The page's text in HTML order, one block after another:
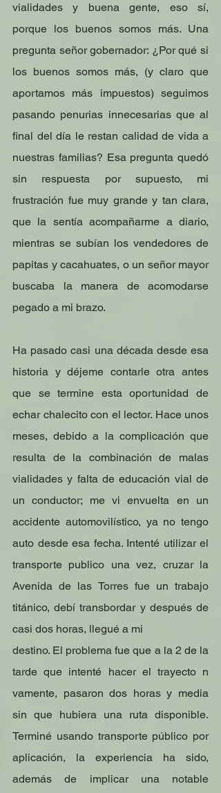
vialidades y buena gente, eso sí,
porque los buenos somos más. Una
pregunta señor gobernador: ¿Por qué si
los buenos somos más, (y claro que
aportamos más impuestos) seguimos
pasando penurias innecesarias que al
final del día le restan calidad de vida a
nuestras familias? Esa pregunta quedó
sin respuesta por supuesto, mi
frustración fue muy grande y tan clara,
que la sentía acompañarme a diario,
mientras se subían los vendedores de
papitas y cacahuates, o un señor mayor
buscaba la manera de acomodarse
pegado a mi brazo.
Ha pasado casi una década desde esa
historia y déjeme contarle otra antes
que se termine esta oportunidad de
echar chalecito con el lector. Hace unos
meses, debido a la complicación que
resulta de la combinación de malas
vialidades y falta de educación vial de
un conductor; me vi envuelta en un
accidente automovilístico, ya no tengo
auto desde esa fecha. Intenté utilizar el
transporte publico una vez, cruzar la
Avenida de las Torres fue un trabajo
titánico, debí transbordar y después de
casi dos horas, llegué a mi
destino. El problema fue que a la 2 de la
tarde que intenté hacer el trayecto n
vamente, pasaron dos horas y media
sin que hubiera una ruta disponible.
Terminé usando transporte público por
aplicación, la experiencia ha sido,
además de implicar una notable